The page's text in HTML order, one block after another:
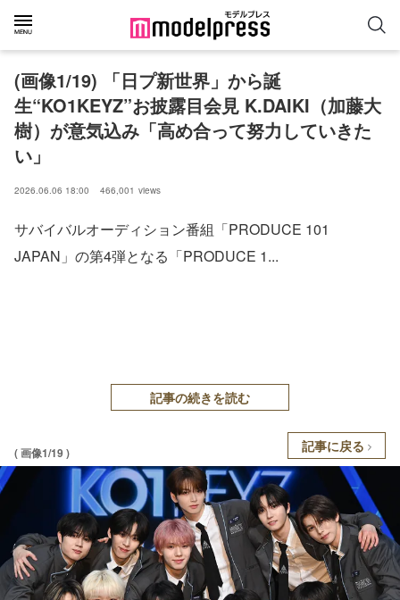
(画像1/19) 「日プ新世界」から誕
生“KO1KEYZ”お披露目会見 K.DAIKI（加藤大
樹）が意気込み「高め合って努力していきた
い」
2026.06.06 18:00 466,001 views
サバイバルオーディション番組「PRODUCE 101
JAPAN」の第4弾となる「PRODUCE 1...
記事の続きを読む
( 画像1/19 ) 記事に戻る